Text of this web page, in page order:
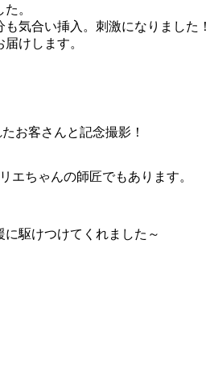
。
気合い挿入。刺激になりました！
けします。
お客さんと記念撮影！
エちゃんの師匠でもあります。
駆けつけてくれました～